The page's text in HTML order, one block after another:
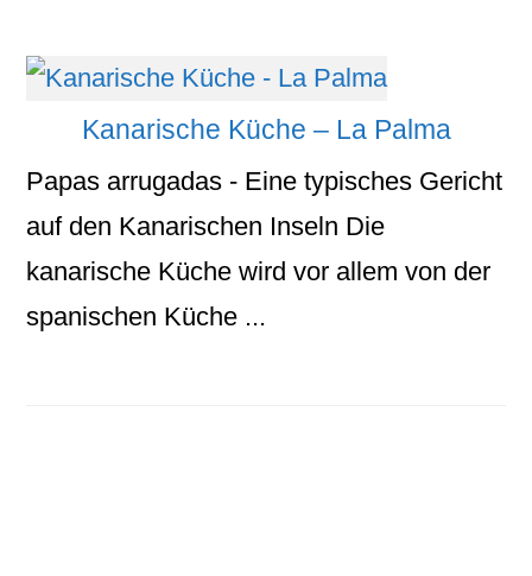
Kanarische Küche – La Palma
Papas arrugadas - Eine typisches Gericht
auf den Kanarischen Inseln Die
kanarische Küche wird vor allem von der
spanischen Küche ...